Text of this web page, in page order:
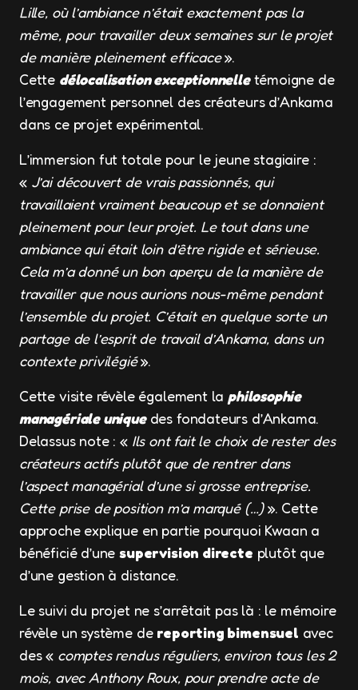
Lille, où l’ambiance n’était exactement pas la
même, pour travailler deux semaines sur le projet
de manière pleinement efficace».
Cette délocalisation exceptionnelletémoigne de
l’engagement personnel des créateurs d’Ankama
dans ce projet expérimental.
L’immersion fut totale pour le jeune stagiaire :
« J’ai découvert de vrais passionnés, qui
travaillaient vraiment beaucoup et se donnaient
pleinement pour leur projet. Le tout dans une
ambiance qui était loin d’être rigide et sérieuse.
Cela m’a donné un bon aperçu de la manière de
travailler que nous aurions nous-même pendant
l’ensemble du projet. C’était en quelque sorte un
partage de l’esprit de travail d’Ankama, dans un
contexte privilégié».
Cette visite révèle également laphilosophie
managériale uniquedes fondateurs d’Ankama.
Delassus note : « Ils ont fait le choix de rester des
créateurs actifs plutôt que de rentrer dans
l’aspect managérial d’une si grosse entreprise.
Cette prise de position m’a marqué (…)». Cette
approche explique en partie pourquoi Kwaan a
bénéficié d’unesupervision directe plutôt que
d’une gestion à distance.
Le suivi du projet ne s’arrêtait pas là : le mémoire
révèle un système de reporting bimensuel avec
des « comptes rendus réguliers, environ tous les 2
mois, avec Anthony Roux, pour prendre acte de